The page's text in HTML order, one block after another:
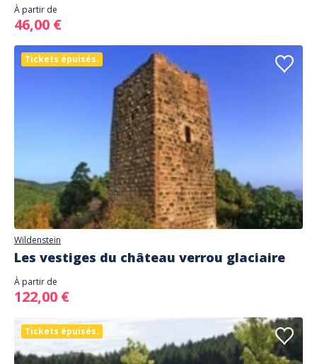
À partir de
46,00 €
Tickets épuisés.
Wildenstein
Les vestiges du château verrou glaciaire
À partir de
122,00 €
Tickets épuisés.